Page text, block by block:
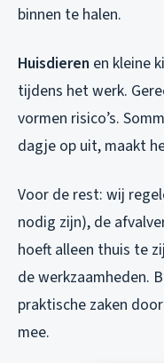
binnen te halen.
Huisdieren en kleine
tijdens het werk.
vormen risico’s.
dagje op uit, maakt
Voor de rest: wij
nodig zijn), de
hoeft alleen thuis te
de werkzaamheden.
praktische zaken
mee.